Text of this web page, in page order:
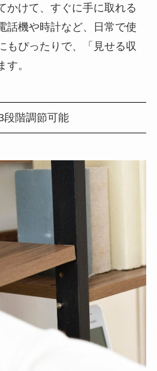
かけて、すぐに手に取れる
話機や時計など、日常で使
もぴったりで、「見せる収
。
段階調節可能